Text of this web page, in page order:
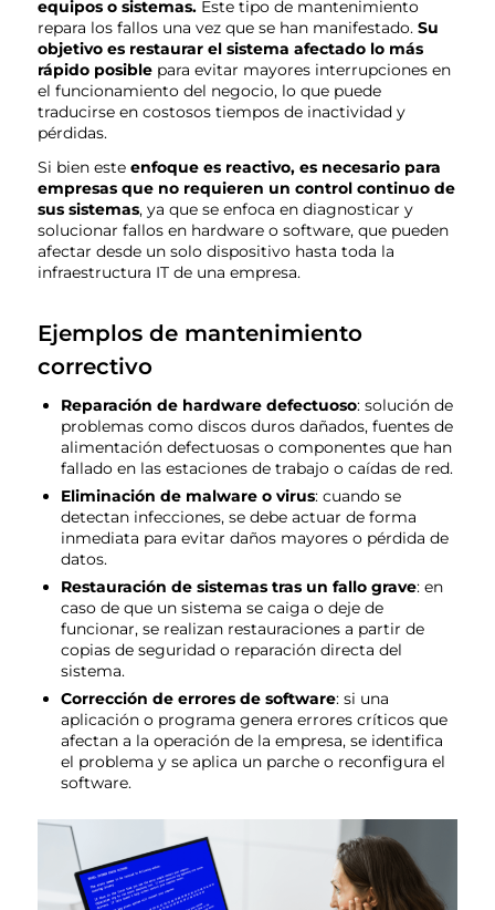
equipos o sistemas.Este tipo de mantenimiento
repara los fallos una vez que se han manifestado. Su
objetivo es restaurar el sistema afectado lo más
rápido posible para evitar mayores interrupciones en
el funcionamiento del negocio, lo que puede
traducirse en costosos tiempos de inactividad y
pérdidas.
Si bien este enfoque es reactivo, es necesario para
empresas que no requieren un control continuo de
sus sistemas, ya que se enfoca en diagnosticar y
solucionar fallos en hardware o software, que pueden
afectar desde un solo dispositivo hasta toda la
infraestructura IT de una empresa.
Ejemplos de mantenimiento
correctivo
Reparación de hardware defectuoso: solución de
problemas como discos duros dañados, fuentes de
alimentación defectuosas o componentes que han
fallado en las estaciones de trabajo o caídas de red.
Eliminación de malware o virus: cuando se
detectan infecciones, se debe actuar de forma
inmediata para evitar daños mayores o pérdida de
datos.
Restauración de sistemas tras un fallo grave: en
caso de que un sistema se caiga o deje de
funcionar, se realizan restauraciones a partir de
copias de seguridad o reparación directa del
sistema.
Corrección de errores de software: si una
aplicación o programa genera errores críticos que
afectan a la operación de la empresa, se identifica
el problema y se aplica un parche o reconfigura el
software.